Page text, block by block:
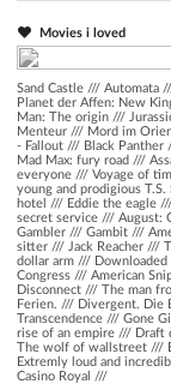
Movies i loved
Sand Castle /// Automata
Planet der Affen: New
Man: The origin ///
Menteur /// Mord im
- Fallout /// Black Panther
Mad Max: fury road ///
everyone /// Voyage of
young and prodigious T.S.
hotel /// Eddie the eagle
secret service /// August:
Gambler /// Gambit ///
sitter /// Jack Reacher ///
dollar arm /// Downloaded
Congress /// American
Disconnect /// The man
Ferien. /// Divergent. Die
Transcendence /// Gone
rise of an empire /// Draft
The wolf of wallstreet ///
Extremly loud and
Casino Royal ///